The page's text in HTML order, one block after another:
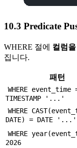
10.3 Predicate
WHERE 절에 컬럼
집니다.
패턴
WHERE event_time
TIMESTAMP '...'
WHERE
DATE) = DATE '...'
WHERE
2026